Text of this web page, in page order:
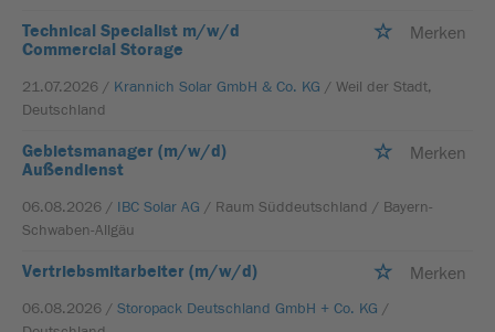
Technical Specialist m/w/d
Commercial Storage
Merken
21.07.2026 / Krannich Solar GmbH & Co. KG / Weil der Stadt,
Deutschland
Gebietsmanager (m/w/d)
Außendienst
Merken
06.08.2026 / IBC Solar AG / Raum Süddeutschland / Bayern-
Schwaben-Allgäu
Vertriebsmitarbeiter (m/w/d) Merken
06.08.2026 / Storopack Deutschland GmbH + Co. KG /